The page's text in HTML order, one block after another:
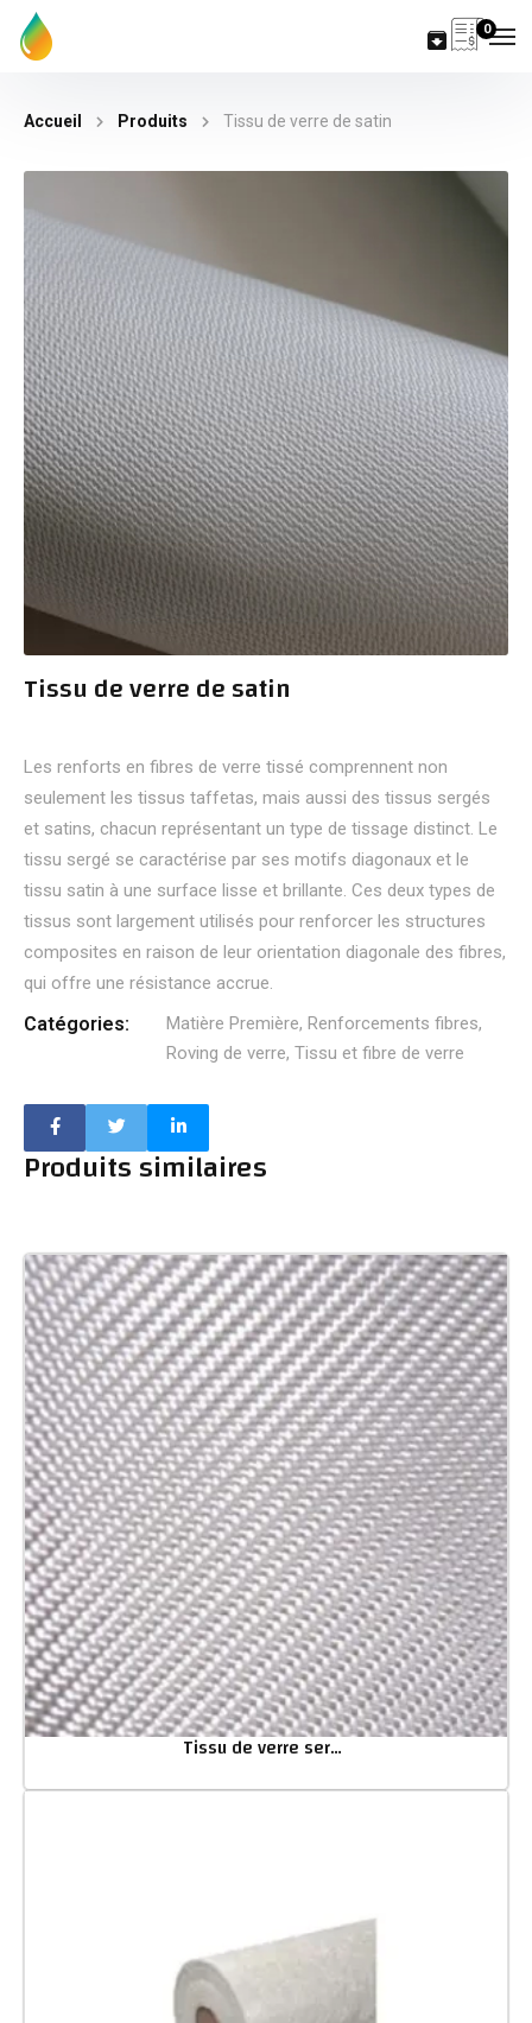
0
Accueil Produits Tissu de verre de satin
Tissu de verre de satin
Les renforts en fibres de verre tissé comprennent non
seulement les tissus taffetas, mais aussi des tissus sergés
et satins, chacun représentant un type de tissage distinct. Le
tissu sergé se caractérise par ses motifs diagonaux et le
tissu satin à une surface lisse et brillante. Ces deux types de
tissus sont largement utilisés pour renforcer les structures
composites en raison de leur orientation diagonale des fibres,
qui offre une résistance accrue.
Catégories: Matière Première, Renforcements fibres,
Roving de verre, Tissu et fibre de verre
Produits similaires
Tissu de verre serge